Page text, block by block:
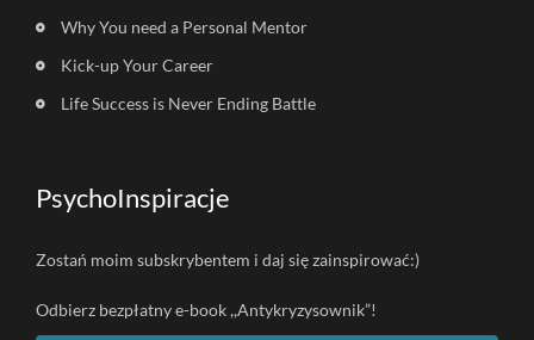
Why You need a Personal Mentor
Kick-up Your Career
Life Success is Never Ending Battle
PsychoInspiracje
Zostań moim subskrybentem i daj się zainspirować:)
Odbierz bezpłatny e-book ,,Antykryzysownik”!